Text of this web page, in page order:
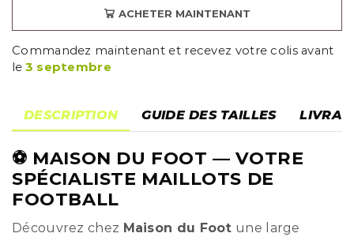
ACHETER MAINTENANT
Commandez maintenant et recevez votre colis avant
le 3 septembre
DESCRIPTION GUIDE DES TAILLES
⚽ MAISON DU FOOT — VOTRE
SPÉCIALISTE MAILLOTS DE
FOOTBALL
Découvrez chez Maison du Foot une large